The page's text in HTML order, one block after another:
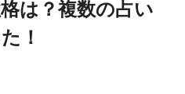
は？複数の占い
！